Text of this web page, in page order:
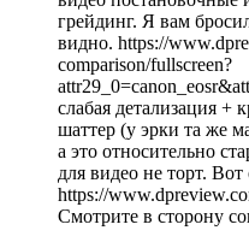
грейдинг. Я вам
видно. https://
comparison/fullscreen?
слабая детализация +
шаттер (у эрки та же
а это относительно
для видео не торт. Вот
https://
Смотрите в сторону